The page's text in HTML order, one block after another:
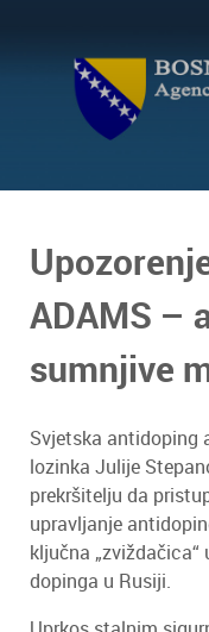
ADAMS –
sumnjive
Svjetska antidoping
lozinka Julije
prekršitelju da
upravljanje
ključna
dopinga u Rusiji.